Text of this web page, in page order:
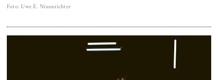
Foto: Uwe E. Nimmrichter